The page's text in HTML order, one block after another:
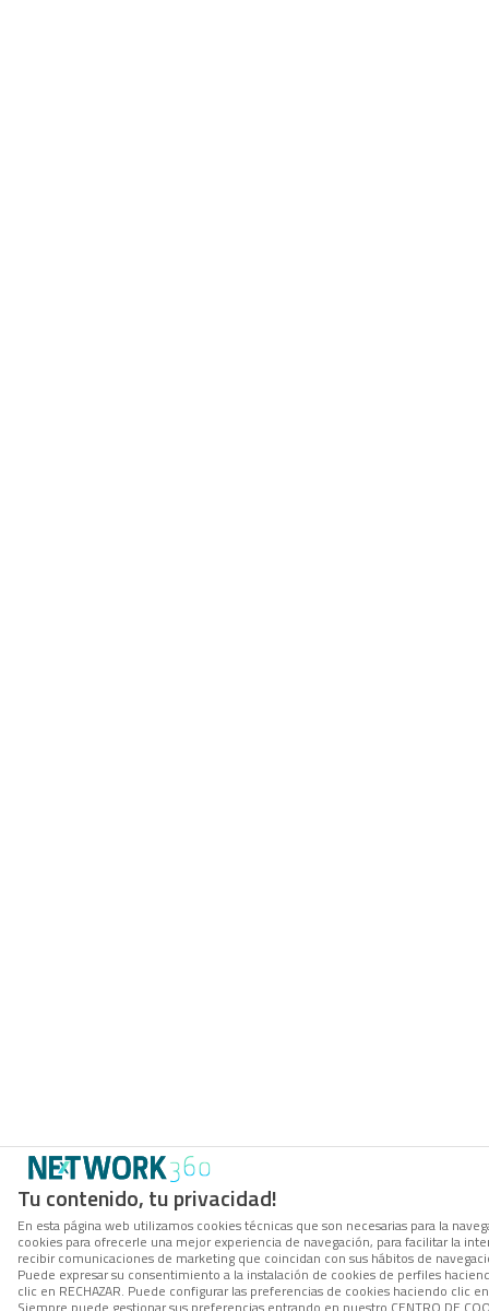
Tu contenido, tu privacidad!
En esta página web utilizamos cookies técnicas que son necesarias para la
cookies para ofrecerle una mejor experiencia de navegación, para facilitar la
recibir comunicaciones de marketing que coincidan con sus hábitos de
Puede expresar su consentimiento a la instalación de cookies de perfiles
clic en RECHAZAR. Puede configurar las preferencias de cookies haciendo clic en